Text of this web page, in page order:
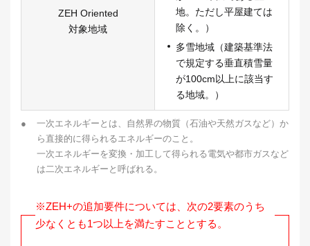
ZEH Oriented
対象地域
地。ただし平屋建ては
除く。）
多雪地域（建築基準法
で規定する垂直積雪量
が100cm以上に該当す
る地域。）
●
一次エネルギーとは、自然界の物質（石油や天然ガスなど）か
ら直接的に得られるエネルギーのこと。
一次エネルギーを変換・加工して得られる電気や都市ガスなど
は二次エネルギーと呼ばれる。
※ZEH+の追加要件については、次の2要素のうち
少なくとも1つ以上を満たすこととする。